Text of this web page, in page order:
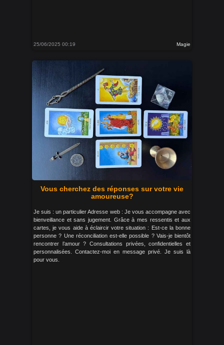
25/06/2025 00:19 Magie
Vous cherchez des réponses sur votre vie
amoureuse?
Je suis : un particulier Adresse web : Je vous accompagne avec
bienveillance et sans jugement. Grâce à mes ressentis et aux
cartes, je vous aide à éclaircir votre situation : Est-ce la bonne
personne ? Une réconciliation est-elle possible ? Vais-je bientôt
rencontrer l’amour ? Consultations privées, confidentielles et
personnalisées. Contactez-moi en message privé. Je suis là
pour vous.